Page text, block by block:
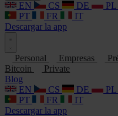
EN CS DE PL
PT
FR
IT
Descargar la app
Personal Empresas
Bitcoin
Private
Blog
EN
CS DE PL
PT
FR
IT
Descargar la app